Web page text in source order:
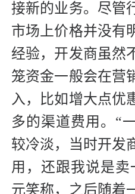
接新的业务。尽管
市场上价格并没有
经验，开发商虽然
笼资金一般会在营
入，比如增大点优
多的渠道费用。“
较冷淡，当时开发
用，还跟我说是卖
元笑称，之后随着